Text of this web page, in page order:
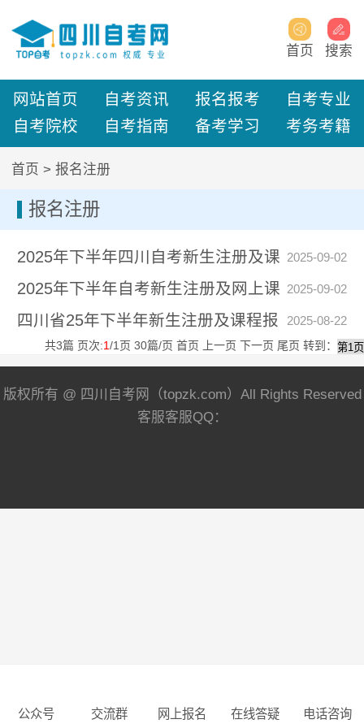
首页 搜索
网站首页 自考资讯 报名报考
自考专业
自考院校
自考指南 备考学习 考务考籍
首页 > 报名注册
报名注册
2025-09-02
2025年下半年四川自考新生注册及课
程
2025-09-02
2025年下半年自考新生注册及网上课
程
2025-08-22
四川省25年下半年新生注册及课程报
共3篇 页次:1/1页 30篇/页 首页 上一页 下一页 尾页 转到：
版权所有 @ 四川自考网（topzk.com）All Rights Reserved
客服客服QQ：
公众号 交流群 网上报名 在线答疑 电话咨询